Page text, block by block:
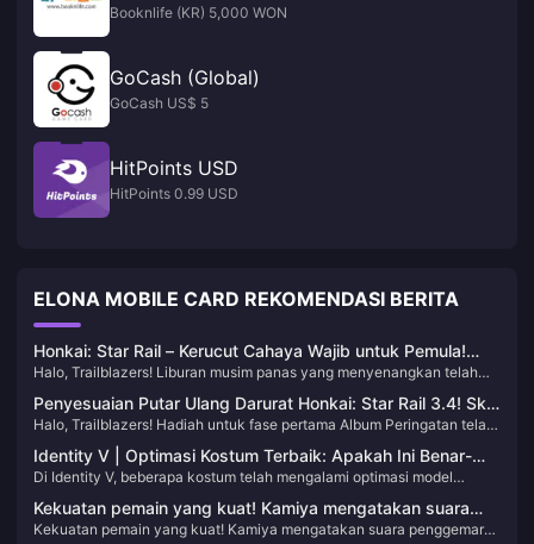
Booknlife (KR) 5,000 WON
GoCash (Global)
GoCash US$ 5
HitPoints USD
HitPoints 0.99 USD
ELONA MOBILE CARD REKOMENDASI BERITA
Honkai: Star Rail – Kerucut Cahaya Wajib untuk Pemula!
Bahkan Bintang 5 Bisa Didapat Gratis!
Halo, Trailblazers! Liburan musim panas yang menyenangkan telah
belakangan ini! Untuk para petualang baru, memilih Light Cone yang
tepat sangat penting—jadi mari kita bahas apa yang harus Anda
prioritaskan.
Penyesuaian Putar Ulang Darurat Honkai: Star Rail 3.4! Skin
Bintang 5 Pertama Dikonfirmasi! Bentuk Baru Sam Akan
Datang
Halo, Trailblazers! Hadiah untuk fase pertama Album Peringatan telah
secara bertahap didistribusikan. Jika Anda belum menerimanya,
jangan khawatir—Anda dapat memeriksa kemajuan Anda melalui
surat dalam game atau melalui aplikasi HoYoLAB. Sekarang, mari kita
selami pembaruan terbaru di Honkai: Star Rail.
Identity V | Optimasi Kostum Terbaik: Apakah Ini Benar-
benar Karakter yang Sama?
Di Identity V, beberapa kostum telah mengalami optimasi model
dramatis memperbaiki penampilan skin. Mari kita lihat beberapa
transformasi yang paling mencolok:
Kekuatan pemain yang kuat! Kamiya mengatakan suara
penggemar adalah sumber kebangkitan “Okami”
Kekuatan pemain yang kuat! Kamiya mengatakan suara penggemar